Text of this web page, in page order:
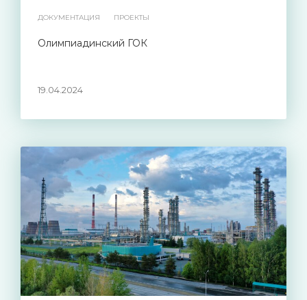
ДОКУМЕНТАЦИЯ ПРОЕКТЫ
Олимпиадинский ГОК
19.04.2024